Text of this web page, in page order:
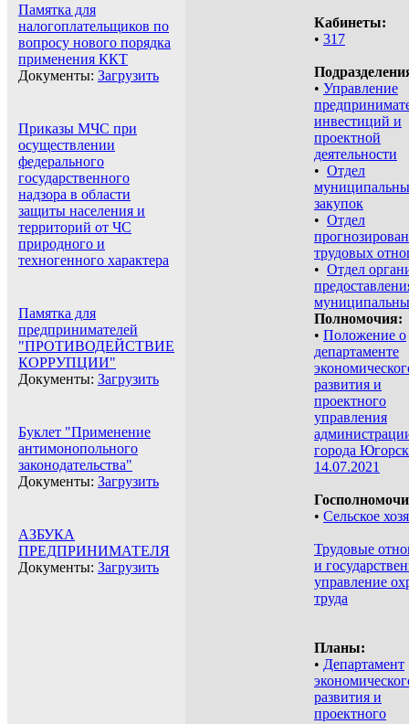
Памятка для
налогоплательщиков по
вопросу нового порядка
применения ККТ
Документы: Загрузить
Приказы МЧС при
осуществлении
федерального
государственного
надзора в области
защиты населения и
территорий от ЧС
природного и
техногенного характера
Памятка для
предпринимателей
"ПРОТИВОДЕЙСТВИЕ
КОРРУПЦИИ"
Документы: Загрузить
Буклет "Применение
антимонопольного
законодательства"
Документы: Загрузить
АЗБУКА
ПРЕДПРИНИМАТЕЛЯ
Документы: Загрузить
Кабинеты:
• 317
• Управление
инвестиций и
проектной
деятельности
• Отдел
закупок
• Отдел
трудовых
• Отдел
Полномочия:
• Положение о
департаменте
развития и
проектного
управления
города
14.07.2021
• Сельское
Трудовые
и
управление
труда
Планы:
• Департамент
развития и
проектного